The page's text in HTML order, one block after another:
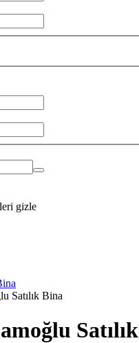
gizle
Satılık Bina